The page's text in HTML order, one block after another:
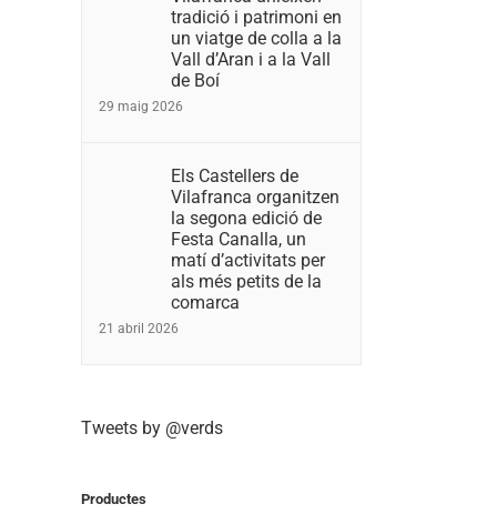
tradició i patrimoni en
un viatge de colla a la
Vall d’Aran i a la Vall
de Boí
29 maig 2026
Els Castellers de
Vilafranca organitzen
la segona edició de
Festa Canalla, un
matí d’activitats per
als més petits de la
comarca
21 abril 2026
Tweets by @verds
Productes